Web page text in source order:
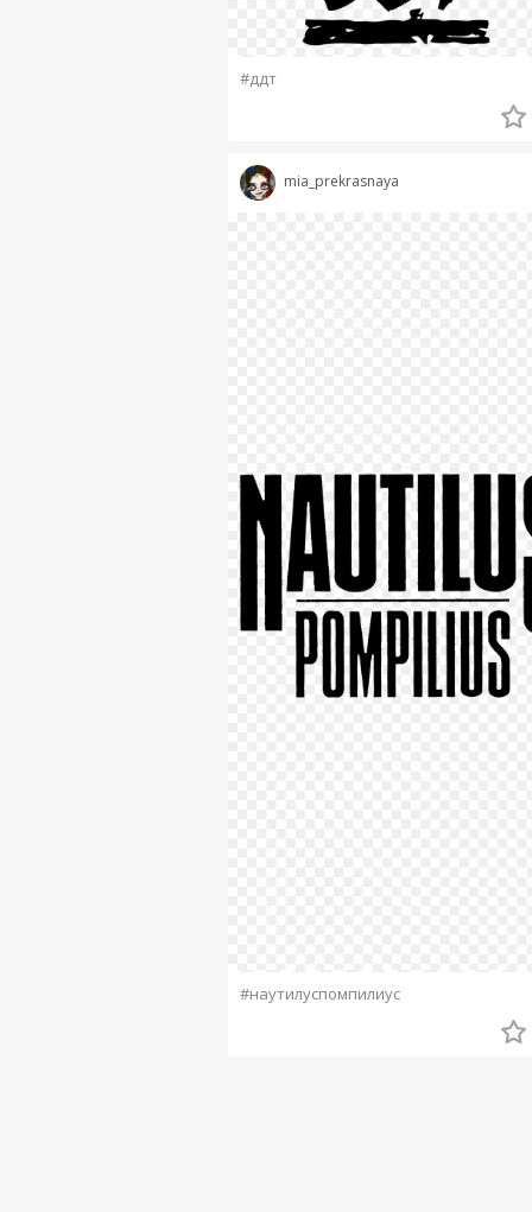
#ддт
mia_prekrasnaya
#наутилуспомпилиус